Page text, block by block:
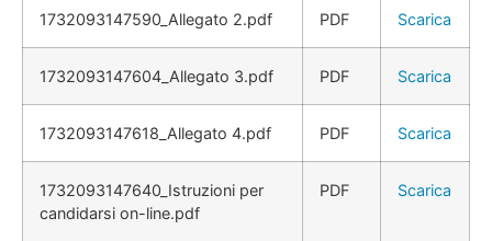
1732093147590_Allegato 2.pdf PDF Scarica
1732093147604_Allegato 3.pdf PDF Scarica
1732093147618_Allegato 4.pdf PDF Scarica
1732093147640_Istruzioni per
candidarsi on-line.pdf
PDF Scarica